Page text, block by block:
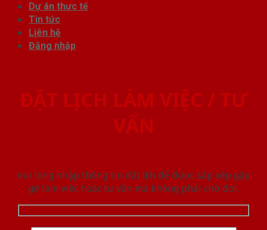
Dự án thực tế
Tin tức
Liên hệ
Đăng nhập
ĐẶT LỊCH LÀM VIỆC / TƯ
VẤN
Vui lòng nhập thông tin đặt lịch để được sắp xếp gặp
gỡ làm việc hoăc tư vấn mà không phải chờ đợi.